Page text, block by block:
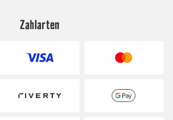
Zahlarten